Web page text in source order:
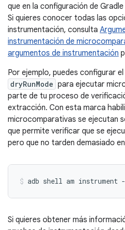
que en la configuración de
Si quieres conocer todas las
instrumentación, consulta
instrumentación de
argumentos de instrumentación
Por ejemplo, puedes configurar
dryRunMode para ejecutar
parte de tu proceso de
extracción. Con esta marca
microcomparativas se ejecutan
que permite verificar que se
pero que no tarden demasiado
adb shell am instrument
Si quieres obtener más